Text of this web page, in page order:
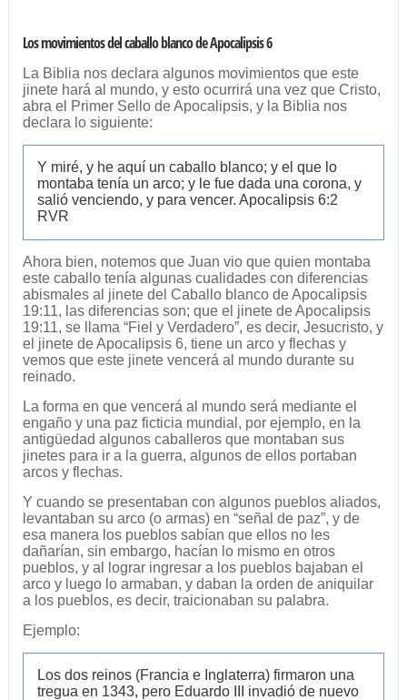
Los movimientos del caballo blanco de Apocalipsis 6
La Biblia nos declara algunos movimientos que este
jinete hará al mundo, y esto ocurrirá una vez que Cristo,
abra el Primer Sello de Apocalipsis, y la Biblia nos
declara lo siguiente:
Y miré, y he aquí un caballo blanco; y el que lo
montaba tenía un arco; y le fue dada una corona, y
salió venciendo, y para vencer. Apocalipsis 6:2
RVR
Ahora bien, notemos que Juan vio que quien montaba
este caballo tenía algunas cualidades con diferencias
abismales al jinete del Caballo blanco de Apocalipsis
19:11, las diferencias son; que el jinete de Apocalipsis
19:11, se llama “Fiel y Verdadero”, es decir, Jesucristo, y
el jinete de Apocalipsis 6, tiene un arco y flechas y
vemos que este jinete vencerá al mundo durante su
reinado.
La forma en que vencerá al mundo será mediante el
engaño y una paz ficticia mundial, por ejemplo, en la
antigüedad algunos caballeros que montaban sus
jinetes para ir a la guerra, algunos de ellos portaban
arcos y flechas.
Y cuando se presentaban con algunos pueblos aliados,
levantaban su arco (o armas) en “señal de paz”, y de
esa manera los pueblos sabían que ellos no les
dañarían, sin embargo, hacían lo mismo en otros
pueblos, y al lograr ingresar a los pueblos bajaban el
arco y luego lo armaban, y daban la orden de aniquilar
a los pueblos, es decir, traicionaban su palabra.
Ejemplo:
Los dos reinos (Francia e Inglaterra) firmaron una
tregua en 1343, pero Eduardo III invadió de nuevo